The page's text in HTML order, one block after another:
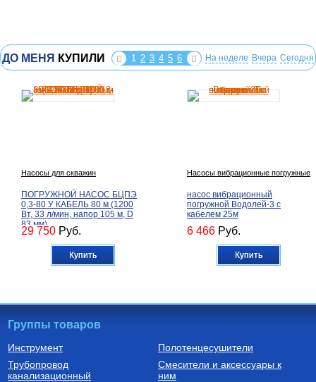
ДО МЕНЯ КУПИЛИ 1 2 3 4 5 6 На неделе Вчера Сегодня
Насосы для скважин
ПОГРУЖНОЙ НАСОС БЦПЭ
0,3-80 У КАБЕЛЬ 80 м (1200
Вт, 33 л/мин, напор 105 м, D
83 мм)
29 750 Руб.
Купить
Насосы вибрационные погружные
насос вибрационный
погружной Водолей-3 с
кабелем 25м
6 466 Руб.
Купить
Бойлеры (водонагреватели
косвенного нагрева)
Трубы из сшитого полиэтилена
Группы товаров
Инструмент
Трубопровод
канализационный
Полотенцесушители
Смесители и аксессуары к
ним